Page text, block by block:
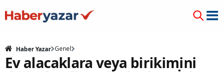
Haber Yazar Genel
Ev alacaklara veya birikimini